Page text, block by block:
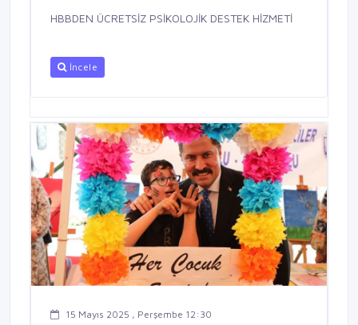
HBBDEN ÜCRETSİZ PSİKOLOJİK DESTEK HİZMETİ
İncele
15 Mayıs 2025 , Perşembe 12:30